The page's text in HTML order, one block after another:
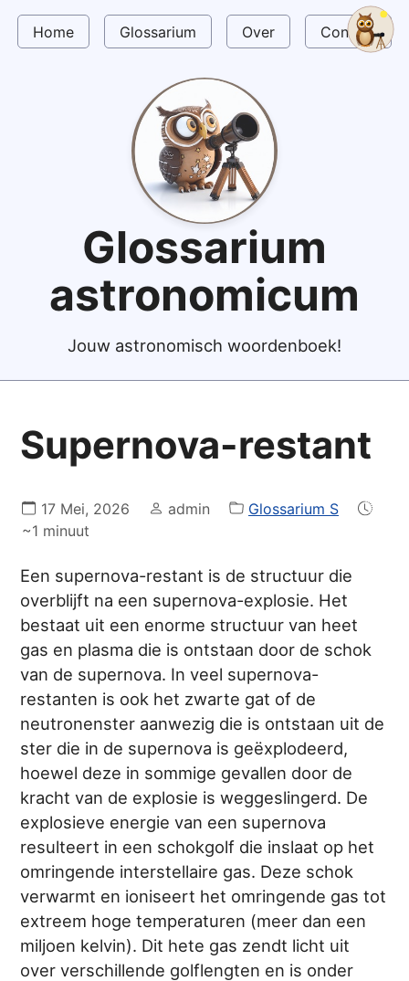
Home Glossarium Over Contact
Glossarium
astronomicum
Jouw astronomisch woordenboek!
Supernova-restant
17 Mei, 2026 admin
Glossarium S
~1 minuut
Een supernova-restant is de structuur die
overblijft na een supernova-explosie. Het
bestaat uit een enorme structuur van heet
gas en plasma die is ontstaan door de schok
van de supernova. In veel supernova-
restanten is ook het zwarte gat of de
neutronenster aanwezig die is ontstaan uit de
ster die in de supernova is geëxplodeerd,
hoewel deze in sommige gevallen door de
kracht van de explosie is weggeslingerd. De
explosieve energie van een supernova
resulteert in een schokgolf die inslaat op het
omringende interstellaire gas. Deze schok
verwarmt en ioniseert het omringende gas tot
extreem hoge temperaturen (meer dan een
miljoen kelvin). Dit hete gas zendt licht uit
over verschillende golflengten en is onder